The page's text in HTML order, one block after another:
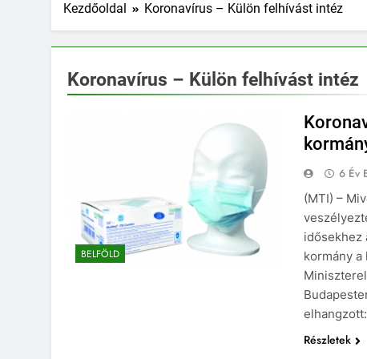
Kezdőoldal Koronavírus – Külön felhívást intéz
Koronavírus – Külön felhívást intéz
BELFÖLD
6 Év
(MTI) –
idősekhez
kormány a
Részletek